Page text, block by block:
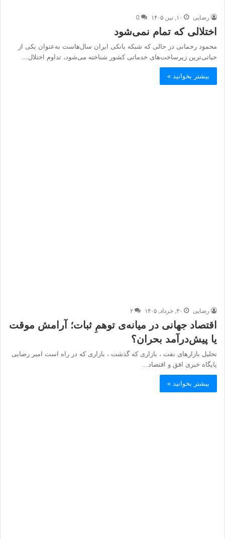
رضایی ۱۰, تیر, ۱۴۰۵ 0
اختلالی که تمام نمی‌شود
محمود رحمانی در حالی که شبکه بانکی ایران سال‌هاست به‌عنوان یکی از
حیاتی‌ترین زیرساخت‌های خدماتی کشور شناخته می‌شود، تداوم اختلال…
بیشتر بخوانید »
رضایی ۳۰, خرداد, ۱۴۰۵ ۲
اقتصاد جهانی در میانه‌ی توهمِ ثبات؛ آرامش موقت
یا پیش‌درآمد بحران؟
تحلیل بازارهای نفت ، بازاری که گذشت ، بازاری که در راه است امیر رضایی
پایگاه خبری افق و اقتصاد…
بیشتر بخوانید »